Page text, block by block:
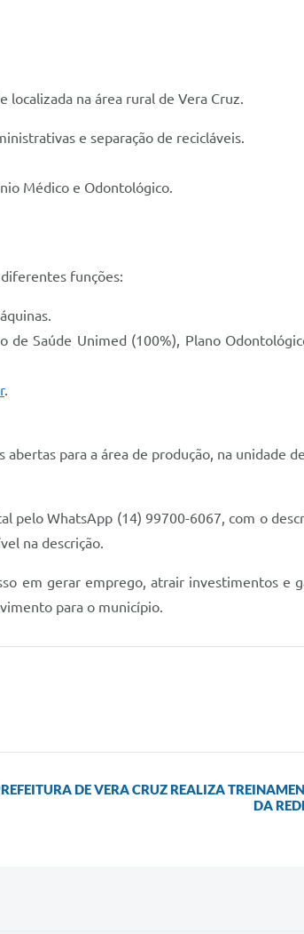
localizada na área rural de Vera Cruz.
e separação de recicláveis.
Médico e Odontológico.
funções:
Saúde Unimed (100%), Plano
.
para a área de produção, na unidade
pelo WhatsApp (14) 99700-6067, com o
na descrição.
em gerar emprego, atrair investimentos e
para o município.
DE VERA CRUZ REALIZA
DA